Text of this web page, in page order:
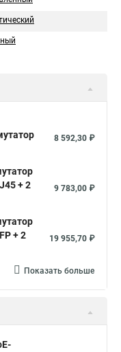
8 592,30 ₽
+ 2
9 783,00 ₽
+ 2
19 955,70 ₽
Показать больше